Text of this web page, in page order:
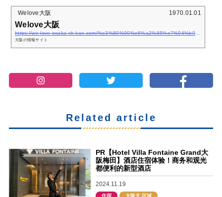
Welove大阪 1970.01.01
Welove大阪
https://we-love-osaka-ch-kan.com/%e3%80%90%e6%a2%85%e7%94%b0%e6%99%9a%e9%a4%90%e3%80%91%e7%bb%9d%e5%af%b9%e4%b8%8d%e4%bc%9a%e9%94%99%ef%bc%81%e9%80%89%e7%b2%be21%e5%ba%97%e6%8e%a8%e4%bb%8b%ef%bc%81/
大阪の情報サイト
Related article
PR【Hotel Villa Fontaine Grand大
阪梅田】酒店住宿体验！商务和观光
都便利的新型酒店
2024.11.19
住宿 大阪北 区域